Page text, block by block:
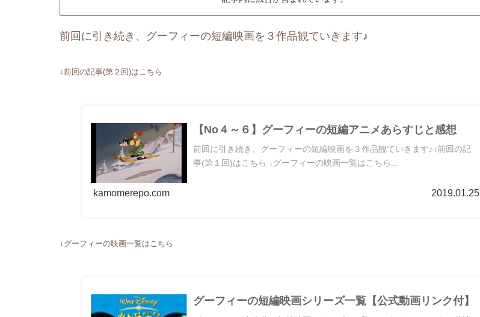
前回に引き続き、グーフィーの短編映画を３作品観ていきます♪
↓前回の記事(第２回)はこちら
【No４～６】グーフィーの短編アニメあらすじと感想
前回に引き続き、グーフィーの短編映画を３作品観ていきます♪↓前回の記
事(第１回)はこちら ↓グーフィーの映画一覧はこちら...
kamomerepo.com 2019.01.25
↓グーフィーの映画一覧はこちら
グーフィーの短編映画シリーズ一覧【公式動画リンク付】